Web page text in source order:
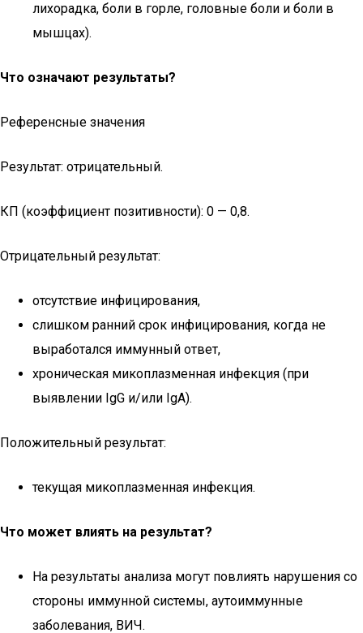
лихорадка, боли в горле, головные боли и боли в
мышцах).
Что означают результаты?
Референсные значения
Результат: отрицательный.
КП (коэффициент позитивности): 0 — 0,8.
Отрицательный результат:
отсутствие инфицирования,
слишком ранний срок инфицирования, когда не
выработался иммунный ответ,
хроническая микоплазменная инфекция (при
выявлении IgG и/или IgA).
Положительный результат:
текущая микоплазменная инфекция.
Что может влиять на результат?
На результаты анализа могут повлиять нарушения со
стороны иммунной системы, аутоиммунные
заболевания, ВИЧ.